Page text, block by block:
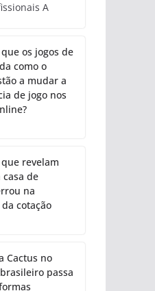
A
os jogos de
como o
a mudar a
de jogo nos
revelam
de
na
cotação
Cactus no
passa